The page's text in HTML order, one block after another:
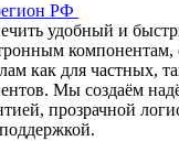
РФ
удобный и
как для частных,
Мы создаём
прозрачной